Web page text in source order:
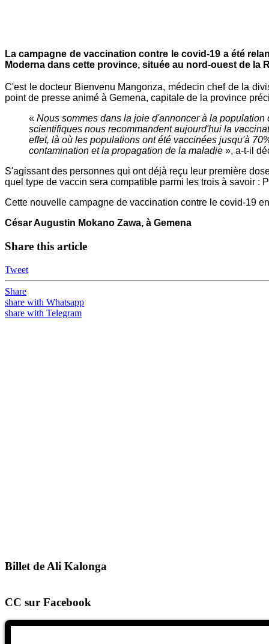
La campagne de vaccination contre le covid-19 a été
Moderna dans cette province, située au nord-ouest de la
C'est le docteur Bienvenu Mangonza, médecin chef de la
point de presse animé à Gemena, capitale de la province
« Nous sommes dans la joie d'annoncer à la
scientifiques nous recommandent aujourd'hui la
effet, là où les populations ont été vaccinées jusqu'à
contamination et la propagation de la maladie », a-t-il
S'agissant des personnes qui ont déjà reçu leur première
quel type de vaccin sera compatible parmi les trois à savoir :
Cette nouvelle campagne de vaccination contre le covid-19
César Augustin Mokano Zawa, à Gemena
Share this article
Tweet
Share
share with Whatsapp
share with Telegram
Billet de Ali Kalonga
CC sur Facebook